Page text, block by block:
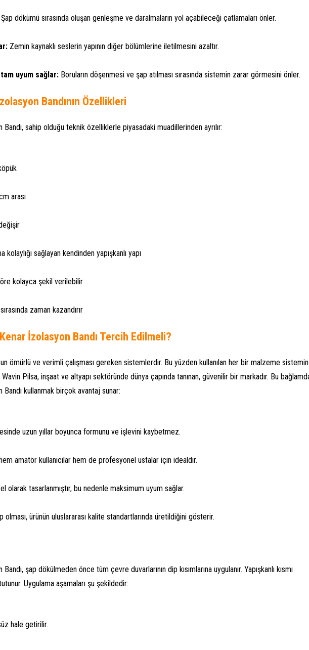
Şap dökümü sırasında oluşan genleşme ve daralmaların yol açabileceği çatlamaları önler.
Zemin kaynaklı seslerin yapının diğer bölümlerine iletilmesini azaltır.
uyum sağlar: Boruların döşenmesi ve şap atılması sırasında sistemin zarar görmesini önler.
Bandının Özellikleri
sahip olduğu teknik özelliklerle piyasadaki muadillerinden ayrılır:
arası
kolaylığı sağlayan kendinden yapışkanlı yapı
kolayca şekil verilebilir
zaman kazandırır
İzolasyon Bandı Tercih Edilmeli?
ömürlü ve verimli çalışması gereken sistemlerdir. Bu yüzden kullanılan her bir malzeme sistemin
Pilsa, inşaat ve altyapı sektöründe dünya çapında tanınan, güvenilir bir markadır. Bu
kullanmak birçok avantaj sunar:
uzun yıllar boyunca formunu ve işlevini kaybetmez.
amatör kullanıcılar hem de profesyonel ustalar için idealdir.
olarak tasarlanmıştır, bu nedenle maksimum uyum sağlar.
ürünün uluslararası kalite standartlarında üretildiğini gösterir.
şap dökülmeden önce tüm çevre duvarlarının dip kısımlarına uygulanır. Yapışkanlı kısmı
Uygulama aşamaları şu şekildedir:
hale getirilir.